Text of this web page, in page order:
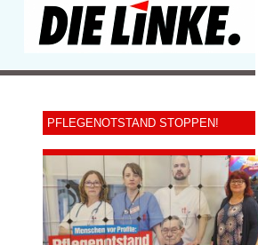
PFLEGENOTSTAND STOPPEN!